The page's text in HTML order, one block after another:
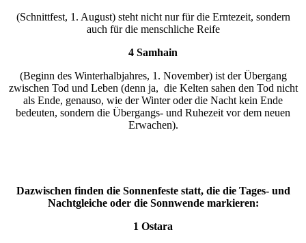
(Schnittfest, 1. August) steht nicht nur für die Erntezeit, sondern
auch für die menschliche Reife
4 Samhain
(Beginn des Winterhalbjahres, 1. November) ist der Übergang
zwischen Tod und Leben (denn ja, die Kelten sahen den Tod nicht
als Ende, genauso, wie der Winter oder die Nacht kein Ende
bedeuten, sondern die Übergangs- und Ruhezeit vor dem neuen
Erwachen).
Dazwischen finden die Sonnenfeste statt, die die Tages- und
Nachtgleiche oder die Sonnwende markieren:
1 Ostara